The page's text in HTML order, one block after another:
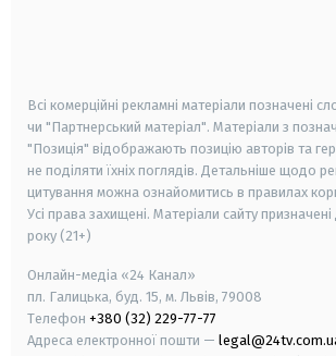
Всі комерційні рекламні матеріали позначені
чи "Партнерський матеріал". Матеріали з
"Позиція" відображають позицію авторів та
не поділяти їхніх поглядів. Детальніше щодо
цитування можна ознайомитись в правилах
Усі права захищені. Матеріали сайту
року (21+)
Онлайн-медіа «24 Канал»
пл. Галицька, буд. 15, м. Львів, 79008
Телефон +380 (32) 229-77-77
Адреса електронної пошти —